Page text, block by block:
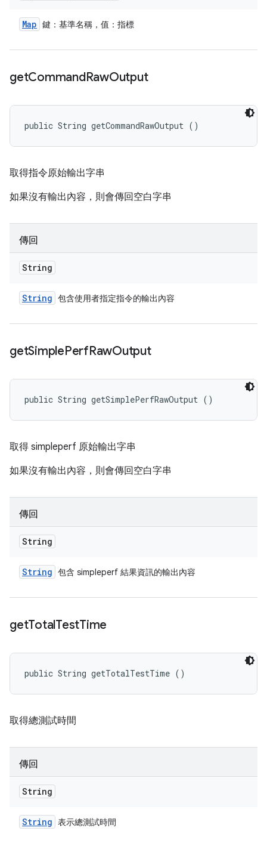
Map 鍵：基準名稱，值：指標
getCommandRawOutput
public String getCommandRawOutput ()
取得指令原始輸出字串
如果沒有輸出內容，則會傳回空白字串
傳回
String
String 包含使用者指定指令的輸出內容
getSimplePerfRawOutput
public String getSimplePerfRawOutput ()
取得 simpleperf 原始輸出字串
如果沒有輸出內容，則會傳回空白字串
傳回
String
String 包含 simpleperf 結果資訊的輸出內容
getTotalTestTime
public String getTotalTestTime ()
取得總測試時間
傳回
String
String 表示總測試時間